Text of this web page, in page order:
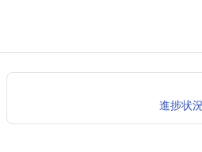
進捗状